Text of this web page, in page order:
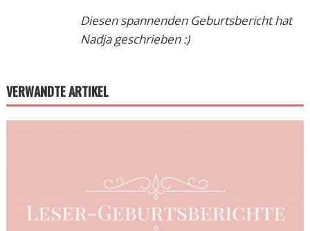
Diesen spannenden Geburtsbericht hat
Nadja geschrieben :)
VERWANDTE ARTIKEL